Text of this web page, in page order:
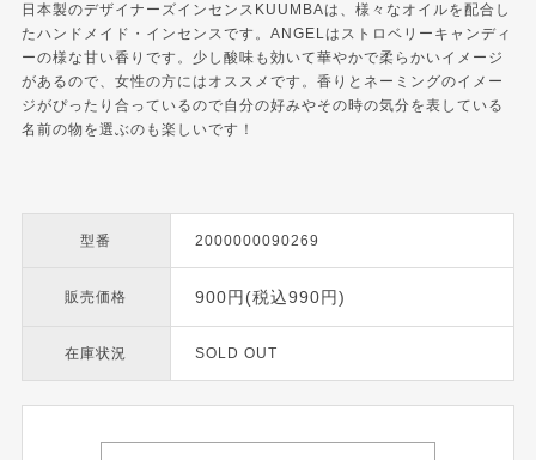
日本製のデザイナーズインセンスKUUMBAは、様々なオイルを配合し
たハンドメイド・インセンスです。ANGELはストロベリーキャンディ
ーの様な甘い香りです。少し酸味も効いて華やかで柔らかいイメージ
があるので、女性の方にはオススメです。香りとネーミングのイメー
ジがぴったり合っているので自分の好みやその時の気分を表している
名前の物を選ぶのも楽しいです！
型番 2000000090269
販売価格 900円(税込990円)
在庫状況 SOLD OUT